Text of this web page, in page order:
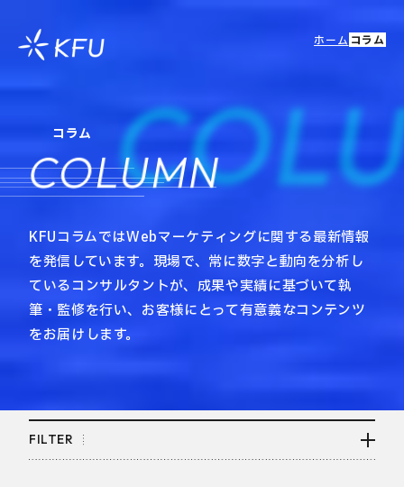
ホーム コラム
コラム
COLUMN
KFUコラムではWebマーケティングに関する最新情報
を発信しています。現場で、常に数字と動向を分析し
ているコンサルタントが、成果や実績に基づいて執
筆・監修を行い、お客様にとって有意義なコンテンツ
をお届けします。
FILTER